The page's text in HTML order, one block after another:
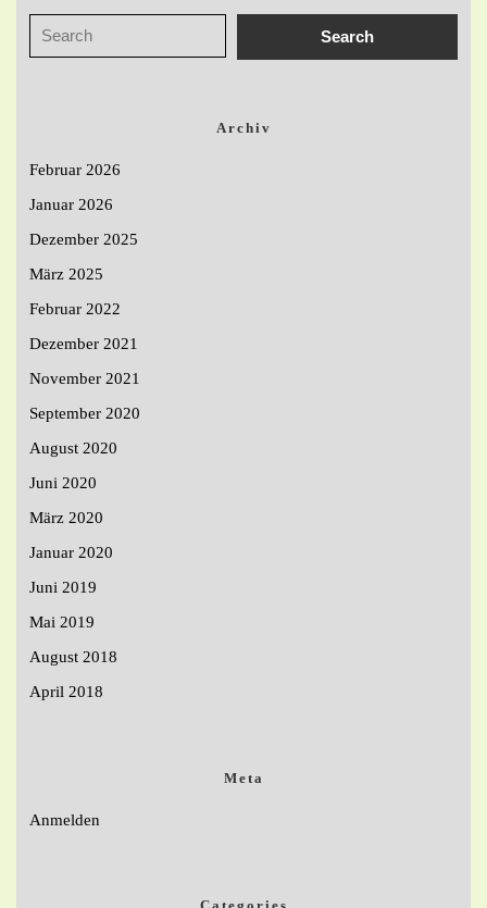
Archiv
Februar 2026
Januar 2026
Dezember 2025
März 2025
Februar 2022
Dezember 2021
November 2021
September 2020
August 2020
Juni 2020
März 2020
Januar 2020
Juni 2019
Mai 2019
August 2018
April 2018
Meta
Anmelden